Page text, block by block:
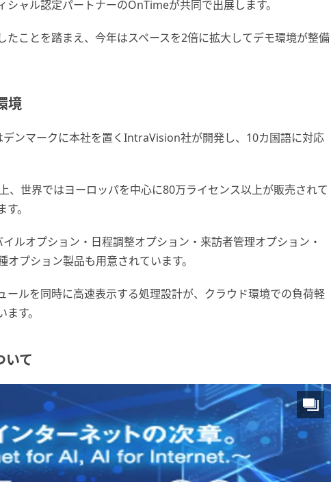
シャル認定パートナーのOnTimeが共同で出展します。
たことを踏まえ、今年はスペースを2倍に拡大してデモ環境が整備
境
ンマークに本社を置くIntraVision社が開発し、10カ国語に対応
、世界ではヨーロッパを中心に80万ライセンス以上が販売されて
。
ルオプション・日程調整オプション・来訪者管理オプション・
プション製品も用意されています。
ールを同時に高速表示する処理設計が、クラウド環境での負荷軽
す。
て